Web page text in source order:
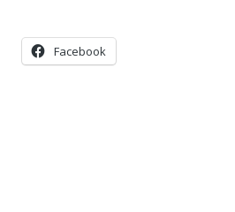
Facebook